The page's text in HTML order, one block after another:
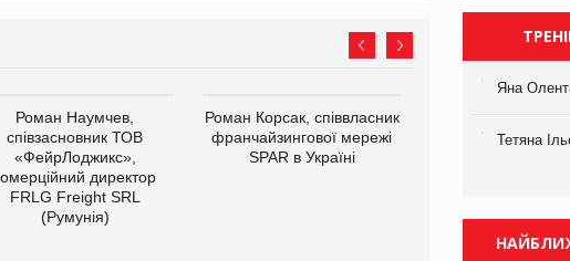
Роман Наумчев,
співзасновник ТОВ
«ФейрЛоджикс»,
директор
FRLG Freight SRL
(Румунія)
Роман Корсак, співвласник
франчайзингової мережі
SPAR в Україні
Файно маркет
Яна
Тетяна